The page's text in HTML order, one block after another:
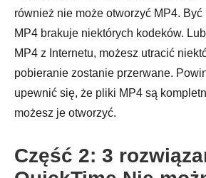
również nie może otworzyć MP4.
MP4 brakuje niektórych kodeków.
MP4 z Internetu, możesz utracić
pobieranie zostanie przerwane.
upewnić się, że pliki MP4 są
możesz je otworzyć.
Część 2: 3